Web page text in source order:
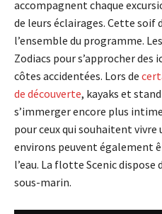
accompagnent chaque
de leurs éclairages. Cette soif
l’ensemble du programme.
Zodiacs pour s’approcher des
côtes accidentées. Lors de
de découverte, kayaks et
s’immerger encore plus
pour ceux qui souhaitent vivre
environs peuvent également
l’eau. La flotte Scenic dispose
sous-marin.